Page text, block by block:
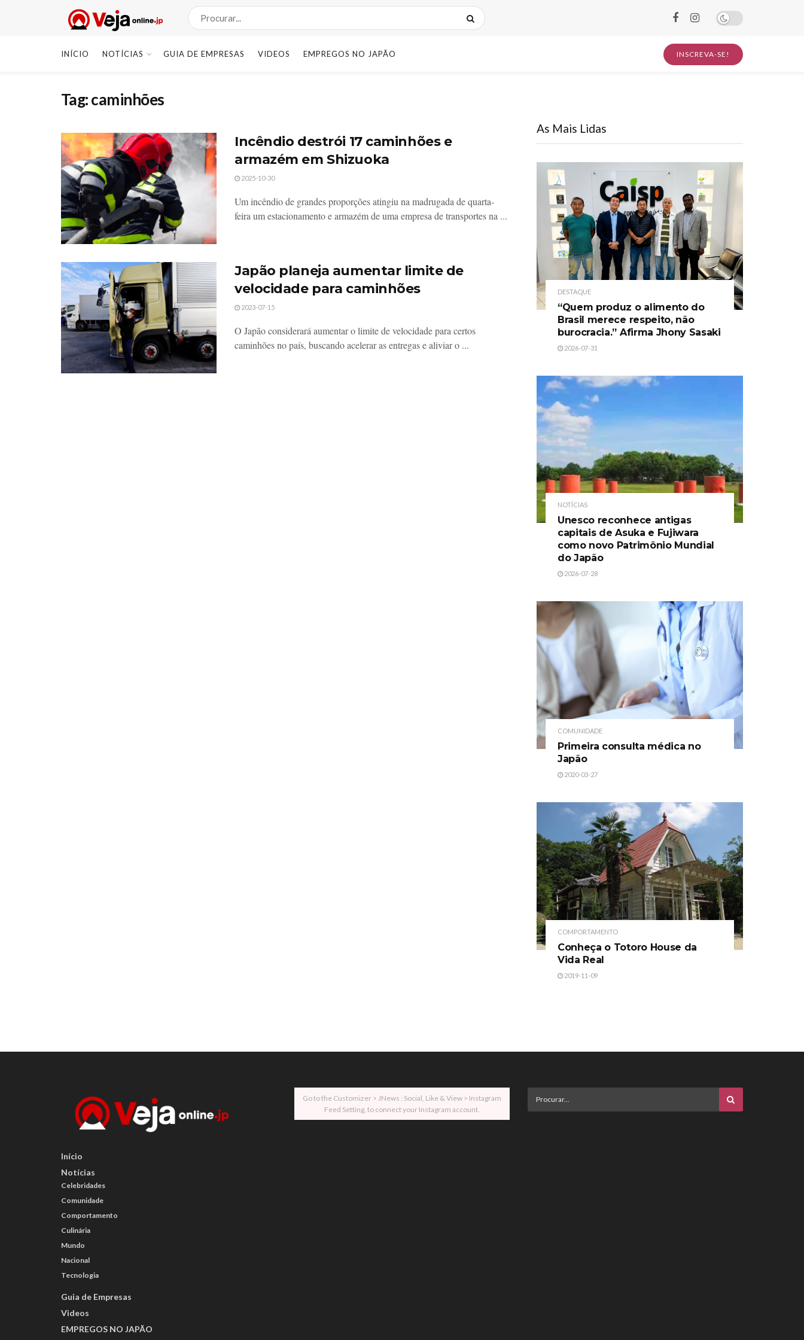
INÍCIO NOTÍCIAS GUIA DE EMPRESAS VIDEOS EMPREGOS NO JAPÃO INSCREVA-SE!
Tag:caminhões
Incêndio destrói 17 caminhões e
armazém em Shizuoka
2025-10-30
Um incêndio de grandes proporções atingiu na madrugada de quarta-
feira um estacionamento e armazém de uma empresa de transportes na ...
Japão planeja aumentar limite de
velocidade para caminhões
2023-07-15
O Japão considerará aumentar o limite de velocidade para certos
caminhões no país, buscando acelerar as entregas e aliviar o ...
As Mais Lidas
DESTAQUE
“Quem produz o alimento do
Brasil merece respeito, não
burocracia.” Afirma Jhony Sasaki
2026-07-31
NOTÍCIAS
Unesco reconhece antigas
capitais de Asuka e Fujiwara
como novo Patrimônio Mundial
do Japão
2026-07-28
COMUNIDADE
Primeira consulta médica no
Japão
2020-03-27
COMPORTAMENTO
Conheça o Totoro House da
Vida Real
2019-11-09
Início
Notícias
Celebridades
Comunidade
Comportamento
Culinária
Mundo
Nacional
Tecnologia
Guia de Empresas
Videos
EMPREGOS NO JAPÃO
Go to the Customizer > JNews : Social, Like & View > Instagram
Feed Setting, to connect your Instagram account.